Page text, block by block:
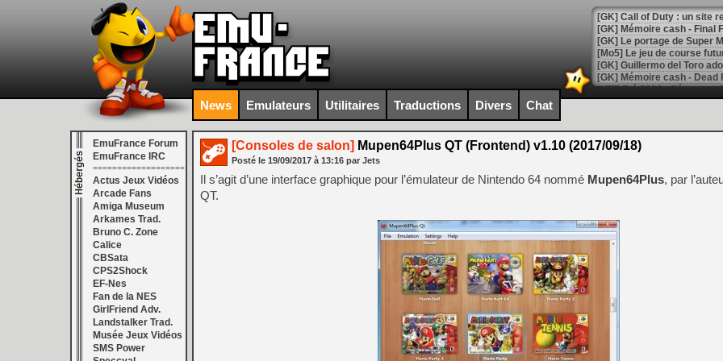
[GK] Le portage de Super
[Mo5] Le jeu de course
[GK] Guillermo del Toro
[LTF] Eté 2026 - Séquence
[GK] Mistfall Hunter :
[GK] Wo Long 2 évolue
[GK] Crossfire : un TPS à
[LS] [PS5] Premiers
[Mo5] DOOM arrive en
[GK] Bethesda fête les 30
[GK] Roblox : l'action en
[GK] Agenda - GeForce
[LS] [PS5] ps5-y2jb-
News Emulateurs Utilitaires Traductions Divers Chat
EmuFrance Forum
EmuFrance IRC
===================
Actus Jeux Vidéos
Arcade Fans
Amiga Museum
Arkames Trad.
Bruno C. Zone
Calice
CBSata
CPS2Shock
EF-Nes
Fan de la NES
GirlFriend Adv.
Landstalker Trad.
Musée Jeux Vidéos
SMS Power
[Consoles de salon] Mupen64Plus QT (Frontend) v1.10 (2017/09/18)
Posté le 19/09/2017 à 13:16 par Jets
Il s’agit d’une interface graphique pour l’émulateur de Nintendo 64 nommé Mupen64Plus, par
QT.